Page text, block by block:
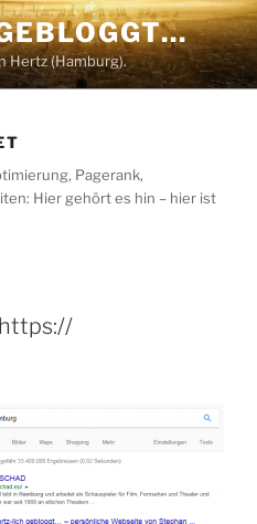
Hertz (Hamburg).
Pagerank,
Hier gehört es hin – hier ist